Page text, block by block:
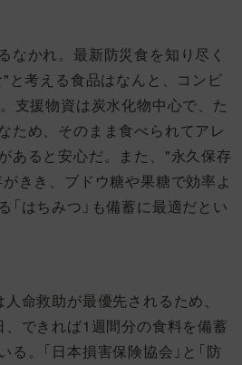
なかれ。最新防災食を知り尽く
と考える食品はなんと、コンビ
支援物資は炭水化物中心で、た
ため、そのまま食べられてアレ
あると安心だ。また、"永久保存
きき、ブドウ糖や果糖で効率よ
「はちみつ」も備蓄に最適だとい
命救助が最優先されるため、
できれば1週間分の食料を備蓄
。「日本損害保険協会」と「防